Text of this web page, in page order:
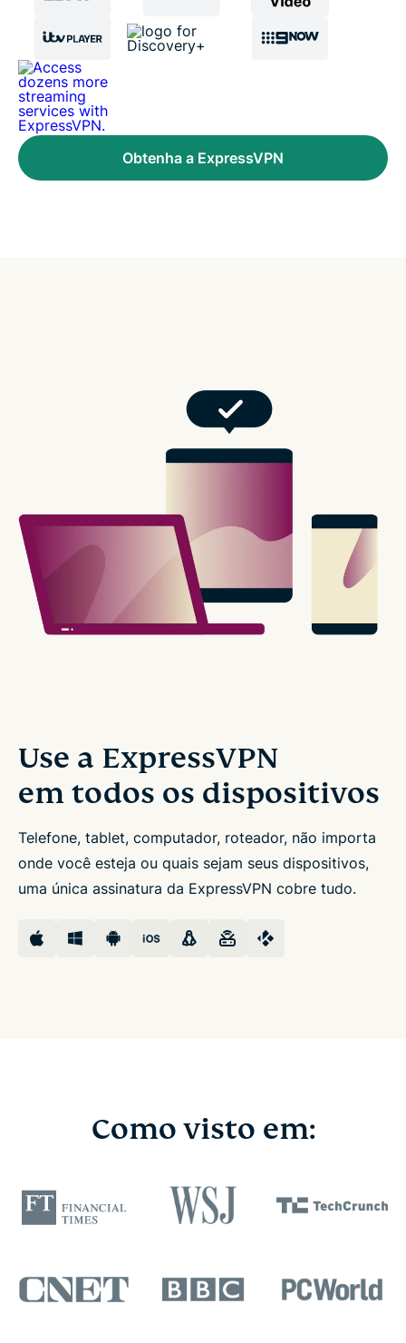
Obtenha a ExpressVPN
Use a ExpressVPN
em todos os dispositivos
Telefone, tablet, computador, roteador, não importa
onde você esteja ou quais sejam seus dispositivos,
uma única assinatura da ExpressVPN cobre tudo.
Como visto em: